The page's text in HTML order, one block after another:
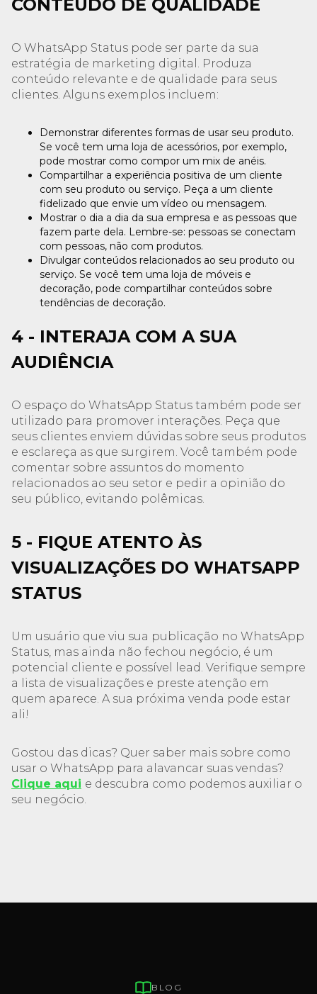
CONTEÚDO DE QUALIDADE
O WhatsApp Status pode ser parte da sua
estratégia de marketing digital. Produza
conteúdo relevante e de qualidade para seus
clientes. Alguns exemplos incluem:
Demonstrar diferentes formas de usar seu produto.
Se você tem uma loja de acessórios, por exemplo,
pode mostrar como compor um mix de anéis.
Compartilhar a experiência positiva de um cliente
com seu produto ou serviço. Peça a um cliente
fidelizado que envie um vídeo ou mensagem.
Mostrar o dia a dia da sua empresa e as pessoas que
fazem parte dela. Lembre-se: pessoas se conectam
com pessoas, não com produtos.
Divulgar conteúdos relacionados ao seu produto ou
serviço. Se você tem uma loja de móveis e
decoração, pode compartilhar conteúdos sobre
tendências de decoração.
4 - INTERAJA COM A SUA
AUDIÊNCIA
O espaço do WhatsApp Status também pode ser
utilizado para promover interações. Peça que
seus clientes enviem dúvidas sobre seus produtos
e esclareça as que surgirem. Você também pode
comentar sobre assuntos do momento
relacionados ao seu setor e pedir a opinião do
seu público, evitando polêmicas.
5 - FIQUE ATENTO ÀS
VISUALIZAÇÕES DO WHATSAPP
STATUS
Um usuário que viu sua publicação no WhatsApp
Status, mas ainda não fechou negócio, é um
potencial cliente e possível lead. Verifique sempre
a lista de visualizações e preste atenção em
quem aparece. A sua próxima venda pode estar
ali!
Gostou das dicas? Quer saber mais sobre como
usar o WhatsApp para alavancar suas vendas?
Clique aqui e descubra como podemos auxiliar o
seu negócio.
BLOG